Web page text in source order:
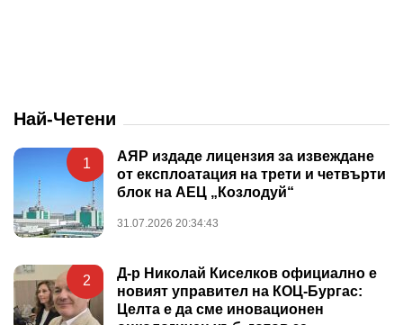
Най-Четени
1
АЯР издаде лицензия за извеждане
от експлоатация на трети и четвърти
блок на АЕЦ „Козлодуй“
31.07.2026 20:34:43
2
Д-р Николай Киселков официално е
новият управител на КОЦ-Бургас:
Целта е да сме иновационен